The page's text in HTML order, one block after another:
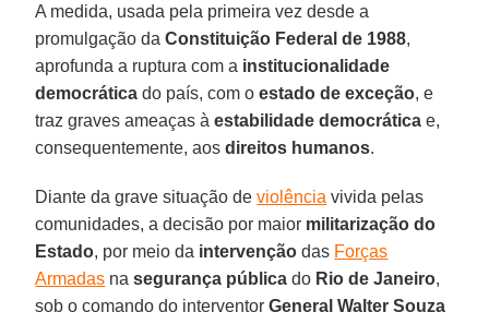
A medida, usada pela primeira vez desde a
promulgação daConstituição Federal de 1988,
aprofunda a ruptura com a institucionalidade
democrática do país, com oestado de exceção, e
traz graves ameaças àestabilidade democrática e,
consequentemente, aosdireitos humanos.
Diante da grave situação deviolência vivida pelas
comunidades, a decisão por maior militarização do
Estado, por meio da intervenção das Forças
Armadas nasegurança pública do Rio de Janeiro,
sob o comando do interventorGeneral Walter Souza